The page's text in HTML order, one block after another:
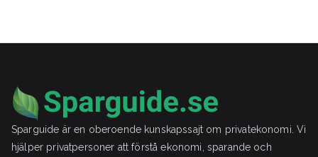
Sparguide är en oberoende kunskapssajt om privatekonomi. Vi
hjälper privatpersoner att förstå ekonomi, sparande och